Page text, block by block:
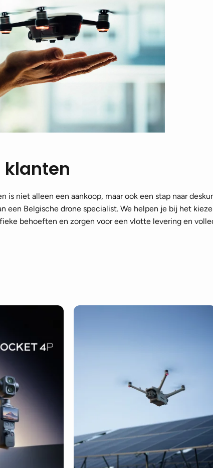
klanten
is niet alleen een aankoop, maar ook een stap naar
een Belgische drone specialist. We helpen je bij het
behoeften en zorgen voor een vlotte levering en